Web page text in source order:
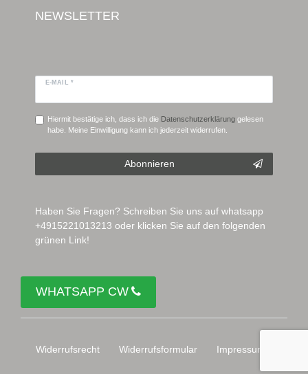
NEWSLETTER
E-MAIL *
Hiermit bestätige ich, dass ich die Daten­schutz­erklärunggelesen
habe. Meine Einwilligung kann ich jederzeit widerrufen.
Abonnieren
Haben Sie Fragen? Schreiben Sie uns auf whatsapp
+4915221013213 oder klicken Sie auf den folgenden
grünen Link!
WHATSAPP CW
Widerrufs­recht Widerrufs­formular Impressum